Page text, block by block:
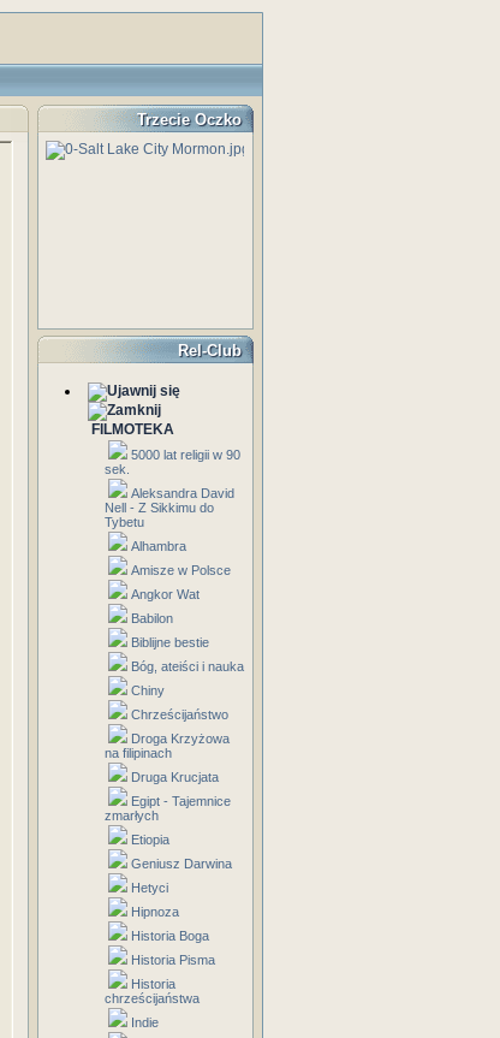
Trzecie Oczko
Rel-Club
FILMOTEKA
5000 lat religii w 90
sek.
Aleksandra David
Nell - Z Sikkimu do
Tybetu
Alhambra
Amisze w Polsce
Angkor Wat
Babilon
Biblijne bestie
Bóg, ateiści i nauka
Chiny
Chrześcijaństwo
Droga Krzyżowa
na filipinach
Druga Krucjata
Egipt - Tajemnice
zmarłych
Etiopia
Geniusz Darwina
Hetyci
Hipnoza
Historia Boga
Historia Pisma
Historia
chrześcijaństwa
Indie